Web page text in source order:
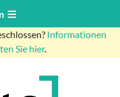
Informationen
Sie hier.